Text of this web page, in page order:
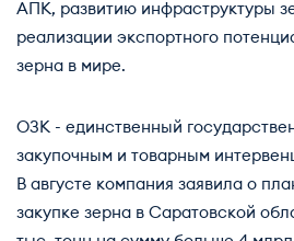
АПК, развитию инфраструктуры
реализации экспортного
зерна в мире.
ОЗК - единственный
закупочным и товарным
В августе компания заявила о
закупке зерна в Саратовской